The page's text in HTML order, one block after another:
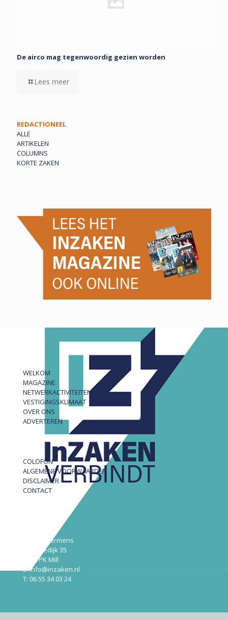
De airco mag tegenwoordig gezien worden
Lees meer
REDACTIONEEL
ALLE
ARTIKELEN
COLUMNS
KORTE ZAKEN
WELKOM
MAGAZINE
NETWERKACTIVITEITEN
VESTIGINGSKLIMAAT
OVER ONS
ADVERTEREN
COLOFON
ALGEMENE VOORWAARDEN
DISCLAIMER
CONTACT
Robert Hermens
Udensedijk 35
5451 PK Mill
E: info@inzaken.nl
T: 06 55 34 03 24